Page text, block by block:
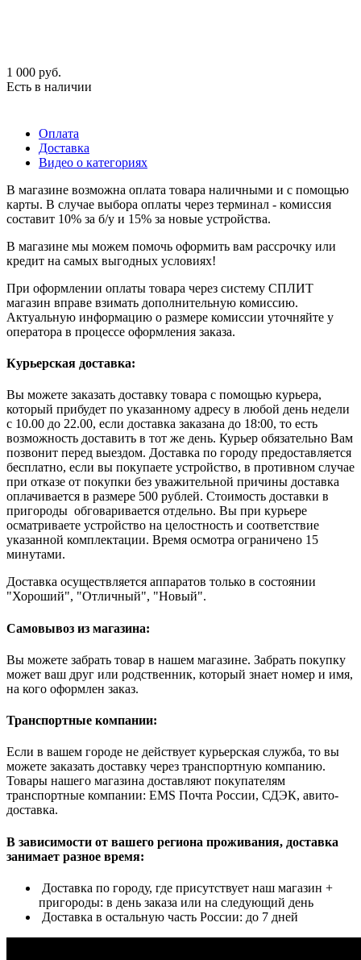
1 000 руб.
Есть в наличии
Оплата
Доставка
Видео о категориях
В магазине возможна оплата товара наличными и с помощью
карты. В случае выбора оплаты через терминал - комиссия
составит 10% за б/у и 15% за новые устройства.
В магазине мы можем помочь оформить вам рассрочку или
кредит на самых выгодных условиях!
При оформлении оплаты товара через систему СПЛИТ
магазин вправе взимать дополнительную комиссию.
Актуальную информацию о размере комиссии уточняйте у
оператора в процессе оформления заказа.
Курьерская доставка:
Вы можете заказать доставку товара с помощью курьера,
который прибудет по указанному адресу в любой день недели
с 10.00 до 22.00, если доставка заказана до 18:00, то есть
возможность доставить в тот же день. Курьер обязательно Вам
позвонит перед выездом. Доставка по городу предоставляется
бесплатно, если вы покупаете устройство, в противном случае
при отказе от покупки без уважительной причины доставка
оплачивается в размере 500 рублей. Стоимость доставки в
пригороды обговаривается отдельно. Вы при курьере
осматриваете устройство на целостность и соответствие
указанной комплектации. Время осмотра ограничено 15
минутами.
Доставка осуществляется аппаратов только в состоянии
"Хороший", "Отличный", "Новый".
Самовывоз из магазина:
Вы можете забрать товар в нашем магазине. Забрать покупку
может ваш друг или родственник, который знает номер и имя,
на кого оформлен заказ.
Транспортные компании:
Если в вашем городе не действует курьерская служба, то вы
можете заказать доставку через транспортную компанию.
Товары нашего магазина доставляют покупателям
транспортные компании: EMS Почта России, СДЭК, авито-
доставка.
В зависимости от вашего региона проживания, доставка
занимает разное время:
Доставка по городу, где присутствует наш магазин +
пригороды: в день заказа или на следующий день
Доставка в остальную часть России: до 7 дней